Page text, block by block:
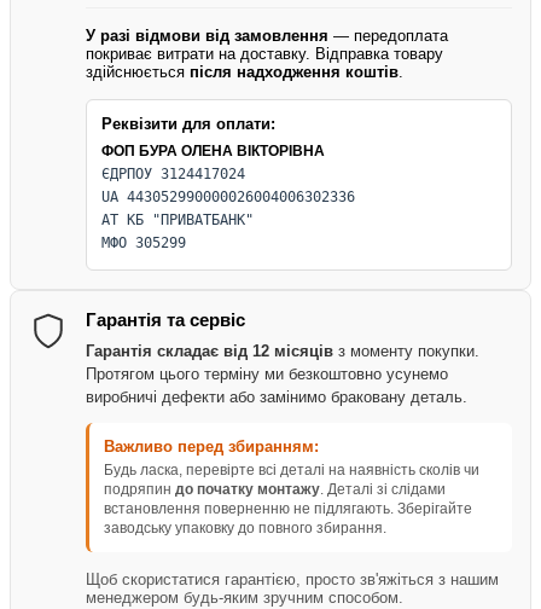
У разі відмови від замовлення — передоплата
покриває витрати на доставку. Відправка товару
здійснюється після надходження коштів.
Реквізити для оплати:
ФОП БУРА ОЛЕНА ВІКТОРІВНА
ЄДРПОУ 3124417024
UA 443052990000026004006302336
АТ КБ "ПРИВАТБАНК"
МФО 305299
Гарантія та сервіс
Гарантія складає від 12 місяців з моменту покупки.
Протягом цього терміну ми безкоштовно усунемо
виробничі дефекти або замінимо браковану деталь.
Важливо перед збиранням:
Будь ласка, перевірте всі деталі на наявність сколів чи
подряпин до початку монтажу. Деталі зі слідами
встановлення поверненню не підлягають. Зберігайте
заводську упаковку до повного збирання.
Щоб скористатися гарантією, просто зв'яжіться з нашим
менеджером будь-яким зручним способом.